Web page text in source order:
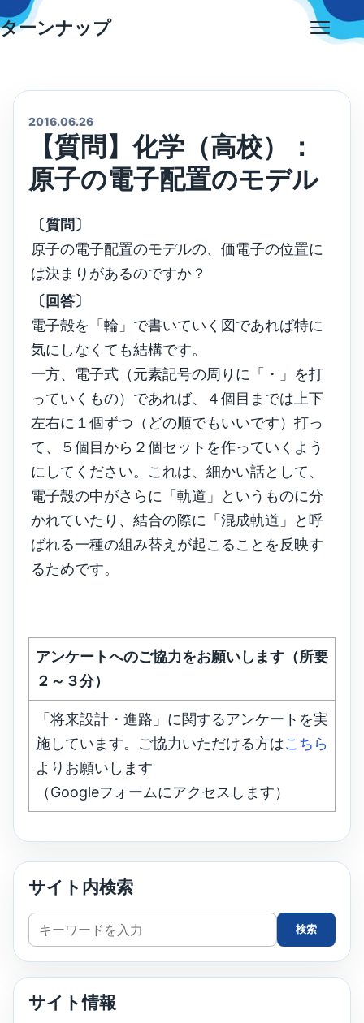
Skip
to
ターンナップ
2016.06.26
【質問】化学（高校）：
原子の電子配置のモデル
〔質問〕
原子の電子配置のモデルの、価電子の位置に
は決まりがあるのですか？
〔回答〕
電子殻を「輪」で書いていく図であれば特に
気にしなくても結構です。
一方、電子式（元素記号の周りに「・」を打
っていくもの）であれば、４個目までは上下
左右に１個ずつ（どの順でもいいです）打っ
て、５個目から２個セットを作っていくよう
にしてください。これは、細かい話として、
電子殻の中がさらに「軌道」というものに分
かれていたり、結合の際に「混成軌道」と呼
ばれる一種の組み替えが起こることを反映す
るためです。
アンケートへのご協力をお願いします（所要
２～３分）
「将来設計・進路」に関するアンケートを実
施しています。ご協力いただける方はこちら
よりお願いします
（Googleフォームにアクセスします）
サイト内検索
サ
イ
ト
検
検索
サイト情報